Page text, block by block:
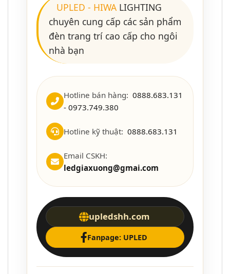
UPLED - HIWA LIGHTING
chuyên cung cấp các sản phẩm
đèn trang trí cao cấp cho ngôi
nhà bạn
Hotline bán hàng: 0888.683.131
- 0973.749.380
Hotline kỹ thuật: 0888.683.131
Email CSKH:
ledgiaxuong@gmai.com
upledshh.com
Fanpage: UPLED